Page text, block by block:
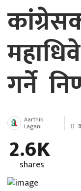
गर्ने
Aarthik
Lagani
2.6K
shares